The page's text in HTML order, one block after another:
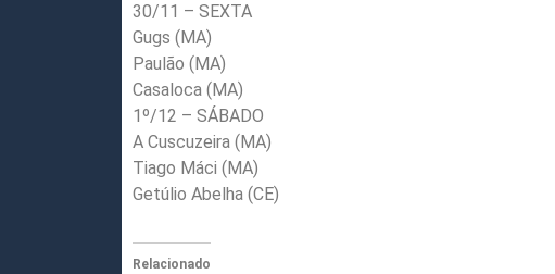
30/11 – SEXTA
Gugs (MA)
Paulão (MA)
Casaloca (MA)
1º/12 – SÁBADO
A Cuscuzeira (MA)
Tiago Máci (MA)
Getúlio Abelha (CE)
Relacionado